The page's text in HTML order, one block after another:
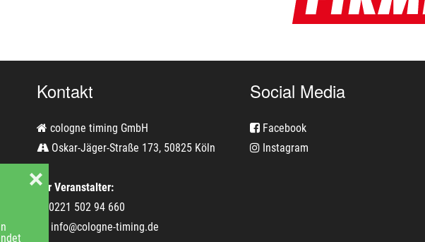
❌
Kontakt
cologne timing GmbH
Oskar-Jäger-Straße 173, 50825 Köln
Für Veranstalter:
0221 502 94 660
info@cologne-timing.de
Social Media
Facebook
Instagram